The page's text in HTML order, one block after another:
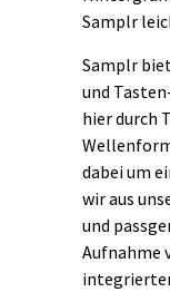
Samplr
Samplr
und
hier durch
dabei um
wir aus
und
Aufnahme